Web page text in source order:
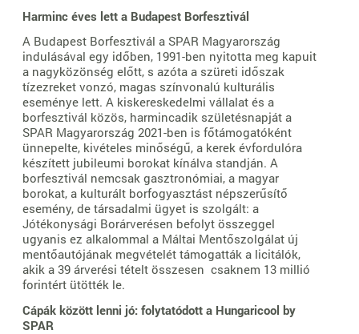
Harminc éves lett a Budapest Borfesztivál
A Budapest Borfesztivál a SPAR Magyarország
indulásával egy időben, 1991-ben nyitotta meg kapuit
a nagyközönség előtt, s azóta a szüreti időszak
tízezreket vonzó, magas színvonalú kulturális
eseménye lett. A kiskereskedelmi vállalat és a
borfesztivál közös, harmincadik születésnapját a
SPAR Magyarország 2021-ben is főtámogatóként
ünnepelte, kivételes minőségű, a kerek évfordulóra
készített jubileumi borokat kínálva standján. A
borfesztivál nemcsak gasztronómiai, a magyar
borokat, a kulturált borfogyasztást népszerűsítő
esemény, de társadalmi ügyet is szolgált: a
Jótékonysági Borárverésen befolyt összeggel
ugyanis ez alkalommal a Máltai Mentőszolgálat új
mentőautójának megvételét támogatták a licitálók,
akik a 39 árverési tételt összesen csaknem 13 millió
forintért ütötték le.
Cápák között lenni jó: folytatódott a Hungaricool by
SPAR